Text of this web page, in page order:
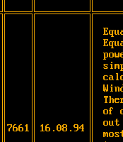
7661 16.08.94
of